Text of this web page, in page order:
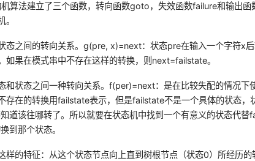
算法建立了三个函数，转向函数goto，失效函数failure和输出
态之间的转向关系。g(pre, x)=next：状态pre在输入一个字符x
如果在模式串中不存在这样的转换，则next=failstate。
和状态之间一种转向关系。f(per)=next：是在比较失配的情况下
存在的转换用failstate表示，但是failstate不是一个具体的状态，
道该往哪转了。所以就要在状态机中找到一个有意义的状态代替
到那个状态。
样的特征：从这个状态节点向上直到树根节点（状态0）所经历